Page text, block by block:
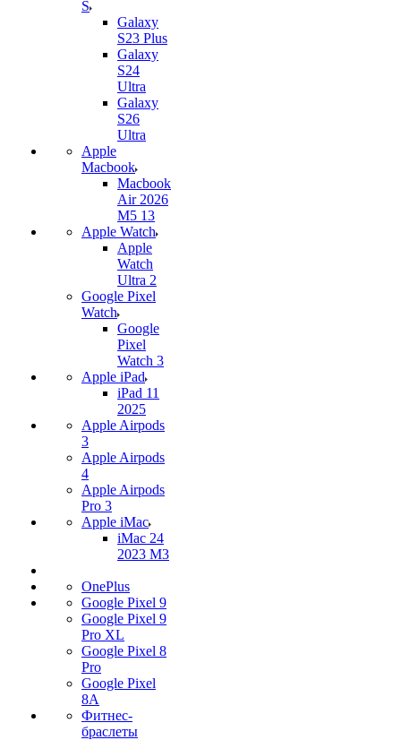
S
Galaxy
S23 Plus
Galaxy
S24
Ultra
Galaxy
S26
Ultra
Apple
Macbook
Macbook
Air 2026
M5 13
Apple Watch
Apple
Watch
Ultra 2
Google Pixel
Watch
Google
Pixel
Watch 3
Apple iPad
iPad 11
2025
Apple Airpods
3
Apple Airpods
4
Apple Airpods
Pro 3
Apple iMac
iMac 24
2023 M3
OnePlus
Google Pixel 9
Google Pixel 9
Pro XL
Google Pixel 8
Pro
Google Pixel
8A
Фитнес-
браслеты